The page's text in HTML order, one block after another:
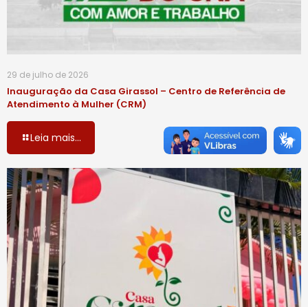
29 de julho de 2026
Inauguração da Casa Girassol – Centro de Referência de
Atendimento à Mulher (CRM)
Leia mais...